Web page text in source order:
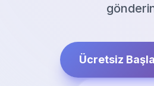
Ücretsiz